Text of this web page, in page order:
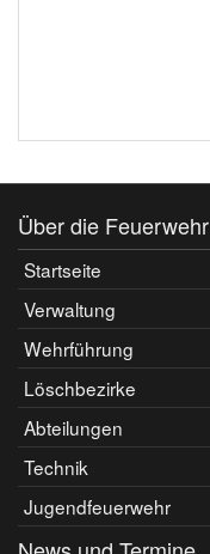
Über die Feuerwehr
Startseite
Verwaltung
Wehrführung
Löschbezirke
Abteilungen
Technik
Jugendfeuerwehr